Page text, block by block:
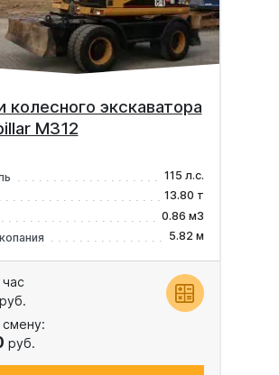
колесного экскаватора
M312
115 л.с.
13.80 т
0.86 м3
5.82 м
руб.
смену:
руб.